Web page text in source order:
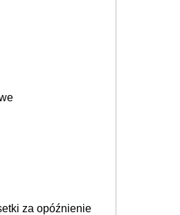
za opóźnienie